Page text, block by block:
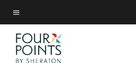
Skip
to
main
content
菜单文本